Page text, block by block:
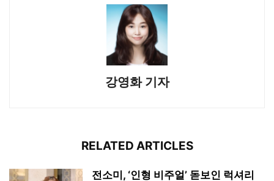
강영화 기자
RELATED ARTICLES
전소미, ‘인형 비주얼’ 돋보인 럭셔리